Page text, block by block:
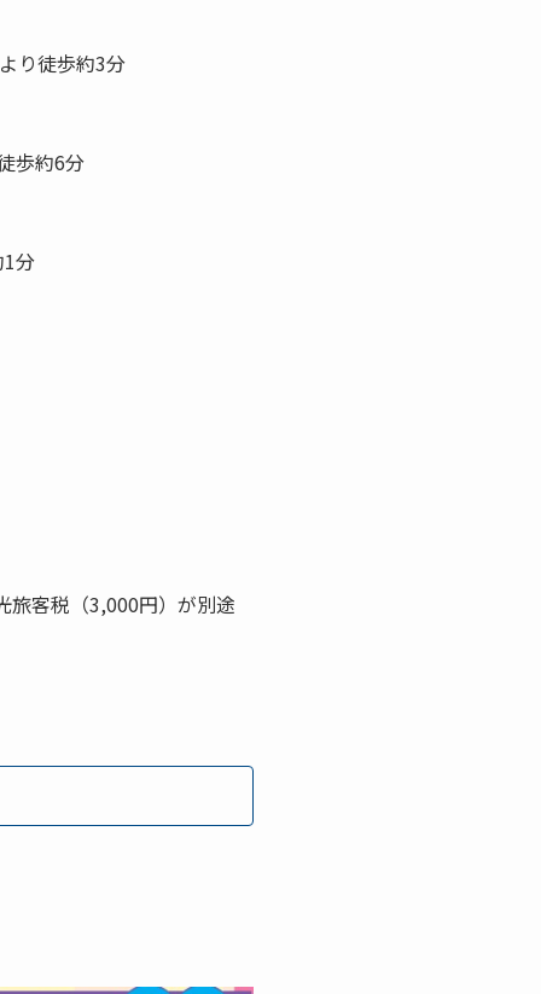
り徒歩約3分
歩約6分
1分
客税（3,000円）が別途